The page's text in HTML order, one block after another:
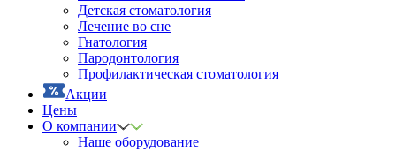
Детская стоматология
Лечение во сне
Гнатология
Пародонтология
Профилактическая стоматология
Акции
Цены
О компании
Наше оборудование